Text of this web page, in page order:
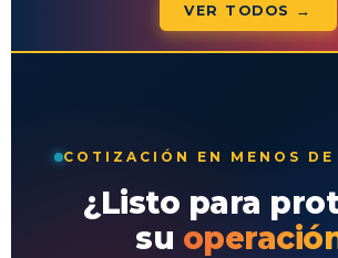
VER TODOS →
COTIZACIÓN EN MENOS
¿Listo para
su